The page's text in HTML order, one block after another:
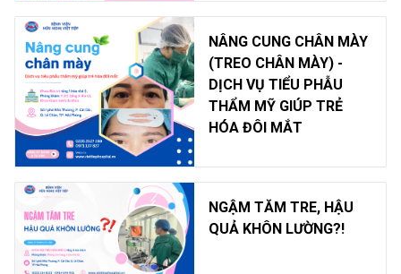
NÂNG CUNG CHÂN MÀY
(TREO CHÂN MÀY) -
DỊCH VỤ TIỂU PHẪU
THẨM MỸ GIÚP TRẺ
HÓA ĐÔI MẮT
NGẬM TĂM TRE, HẬU
QUẢ KHÔN LƯỜNG?!